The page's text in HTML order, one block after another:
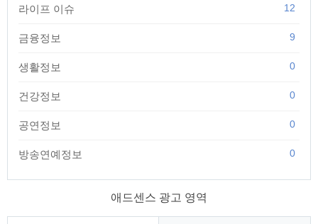
라이프 이슈 12
금융정보 9
생활정보 0
건강정보 0
공연정보 0
방송연예정보 0
애드센스 광고 영역